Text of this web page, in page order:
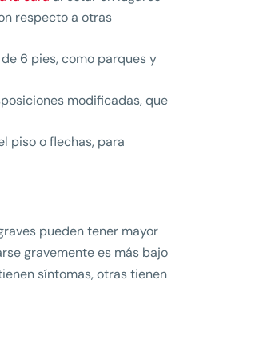
respecto a otras
6 pies, como parques y
modificadas, que
piso o flechas, para
pueden tener mayor
gravemente es más bajo
síntomas, otras tienen